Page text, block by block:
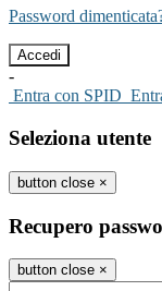
Password
-
Entra con SPID
Seleziona utente
button close ×
Recupero
button close ×